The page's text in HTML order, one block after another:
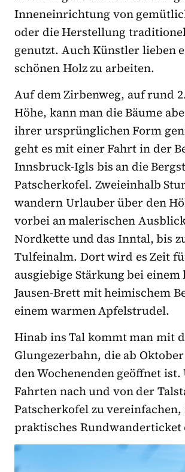
Inneneinrichtung von
oder die Herstellung
genutzt. Auch Künstler lieben
schönen Holz zu arbeiten.
Auf dem Zirbenweg, auf rund
Höhe, kann man die Bäume
ihrer ursprünglichen Form
geht es mit einer Fahrt in der
Innsbruck-Igls bis an die
Patscherkofel. Zweieinhalb
wandern Urlauber über den
vorbei an malerischen
Nordkette und das Inntal, bis
Tulfeinalm. Dort wird es Zeit
ausgiebige Stärkung bei einem
Jausen-Brett mit heimischem
einem warmen Apfelstrudel.
Hinab ins Tal kommt man mit
Glungezerbahn, die ab
den Wochenenden geöffnet ist.
Fahrten nach und von der
Patscherkofel zu vereinfachen,
praktisches